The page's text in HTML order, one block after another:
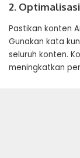
2.
Pastikan konten
Gunakan kata
seluruh konten.
meningkatkan